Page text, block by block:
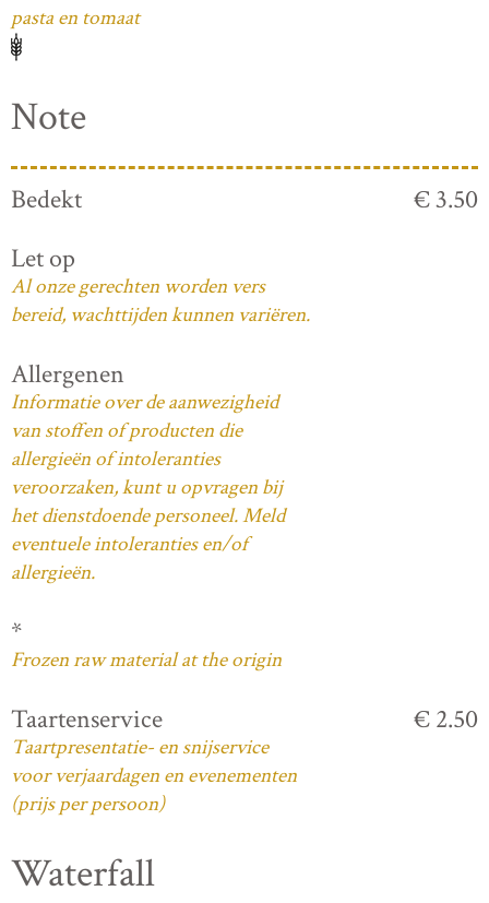
pasta en tomaat
Note
Bedekt
€ 3.50
Let op
Al onze gerechten worden vers
bereid, wachttijden kunnen variëren.
Allergenen
Informatie over de aanwezigheid
van stoffen of producten die
allergieën of intoleranties
veroorzaken, kunt u opvragen bij
het dienstdoende personeel. Meld
eventuele intoleranties en/of
allergieën.
*
Frozen raw material at the origin
Taartenservice
Taartpresentatie- en snijservice
voor verjaardagen en evenementen
(prijs per persoon)
€ 2.50
Waterfall